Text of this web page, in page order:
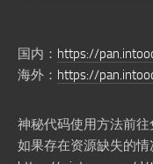
国内： https://
海外： https://
神秘代码使用方法前
如果存在资源缺失的情